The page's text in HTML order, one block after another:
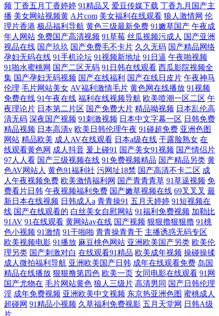
频 丁香五月丁香婷婷 91精品又 爱豆传媒下载 丁香九月国产主
播 美女网站视频黄 A片com 美女福利在线观看 狼人激情网 伦
理片香港 极品福利导航 黄色三级最新免费 91嫩草国产 午夜成
年人网站 免费国产高清视频 91草莓 丝瓜视频污成人 国产亚洲
视品在线 国产玖玖 国产免费毛不卡片 久久无码 国产精品网络
孕妇无码在线 91手机论坛 91视频新地址 91日逼 午夜啪视频
91啪水蜜桃网 国产二区无码 91日韩在线观看 西瓜影院视频全
集 国产孕妇无码视频 国产在线福利 国产在线日皮片 午夜神马
伦理 毛片网站美女 AV福利激情毛片 黄色网在线播放 91视频
免费在线 91午夜在线 福利在线视频导航 欧美喷潮一区二区 午
夜理论片 日本第二片区 国产免费大片 精品呦视频 日本乱伦高
清无码 深夜国产视频 91刺激视频 日本中文字幕一区 日韩免费
精品视频 日本高清v 欧美日韩伦理午夜 91碰超免费 亚洲色图
网站 精品欧美 成人AV在线观看 日本a级在线 干露脸熟女 在
线观看黄色网 成人抖音 爰上碰91 国产美女91视频 国产情侣片
97人人看 国产三级视频在线 91免费视频精品 国产精品另类 黄
色AV网站人 黄色91福利社 污网址18禁 国产高清不卡二区 成
人午夜视频免费 欧美激情福利网 国产青青青草 91草逼视频 免
费看片日韩 午夜视频福利免费 国产嫩草视频在线 69叉叉叉 最
新日本在线视频 日韩成人a 青青操91 五月天婷婷 91短视频在
线 国产在线观看的 白丝美女自慰网站 91福利免费视频 加勒比
91AV 91在线观看 黄网站av在线 国产视频 狠狠擼狠狠擼 91桃
色小视频 91激情 91干啪啪 青青操青青干 主播诱惑无码专区
欧美视频电影 91播放 麻豆桃色网站 亚洲欧美国产另类 欧美伦
理另类 国产刺激对白 在线观看91精品 欧美成年视频 操碰操揉
成人微拍福利导航 亚洲欧美国产日韩 成年在线观看免费 岛国
精品在线播放 狠狠撸第四色 欧美一页 女同电影在线观看 91网
国产尤物在 毛片网站黄色 狼人三级片 高清男同 国产日韩伦理
淫 成年免费视频 亚洲欧美中文视频 东京热亚洲色图 蜜桃成人
超碰网 91精品小视频 久草福利免费视影 五月天堂网 日韩A级
片